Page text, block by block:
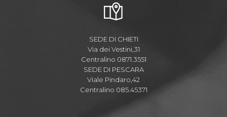
SEDE DI CHIETI
Via dei Vestini,31
Centralino 0871.3551
SEDE DI PESCARA
Viale Pindaro,42
Centralino 085.45371